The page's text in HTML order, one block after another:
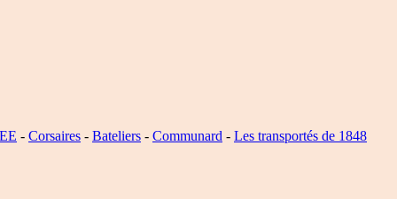
- Corsaires - Bateliers - Communard - Les transportés de 1848